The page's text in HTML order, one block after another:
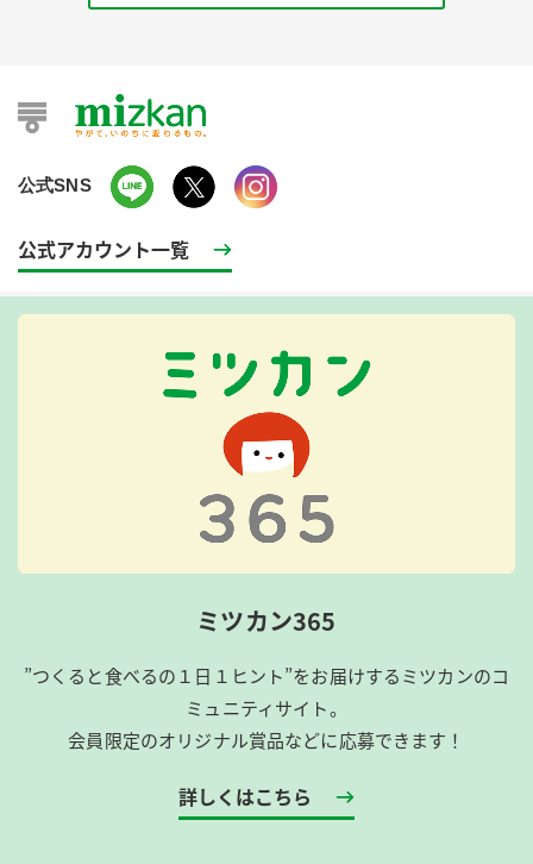
公式SNS
公式アカウント一覧
ミツカン365
”つくると食べるの１日１ヒント”をお届けするミツカンのコ
ミュニティサイト。
会員限定のオリジナル賞品などに応募できます！
詳しくはこちら